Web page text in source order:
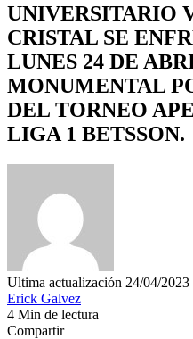
UNIVERSITARIO
CRISTAL SE
LUNES 24 DE
MONUMENTAL
DEL TORNEO
LIGA 1 BETSSON.
Ultima actualización 24/04/2023
Erick Galvez
4 Min de lectura
Compartir